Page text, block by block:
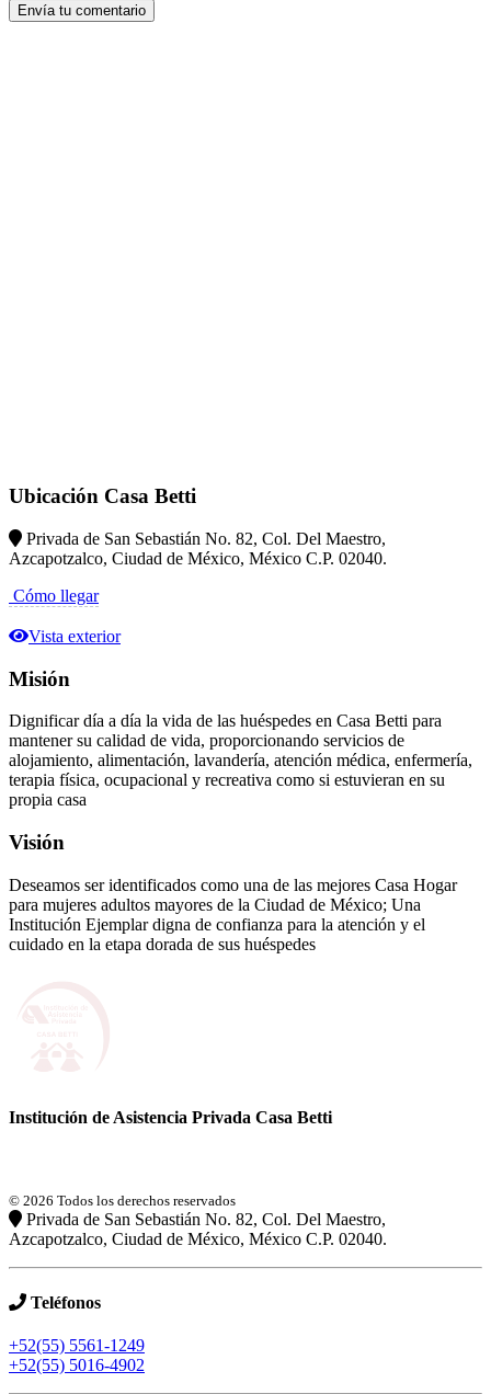
Envía tu comentario
Ubicación Casa Betti
Privada de San Sebastián No. 82, Col. Del Maestro,
Azcapotzalco, Ciudad de México, México C.P. 02040.
Cómo llegar
Vista exterior
Misión
Dignificar día a día la vida de las huéspedes en Casa Betti para
mantener su calidad de vida, proporcionando servicios de
alojamiento, alimentación, lavandería, atención médica, enfermería,
terapia física, ocupacional y recreativa como si estuvieran en su
propia casa
Visión
Deseamos ser identificados como una de las mejores Casa Hogar
para mujeres adultos mayores de la Ciudad de México; Una
Institución Ejemplar digna de confianza para la atención y el
cuidado en la etapa dorada de sus huéspedes
Institución de Asistencia Privada Casa Betti
© 2026 Todos los derechos reservados
Privada de San Sebastián No. 82, Col. Del Maestro,
Azcapotzalco, Ciudad de México, México C.P. 02040.
Teléfonos
+52(55) 5561-1249
+52(55) 5016-4902